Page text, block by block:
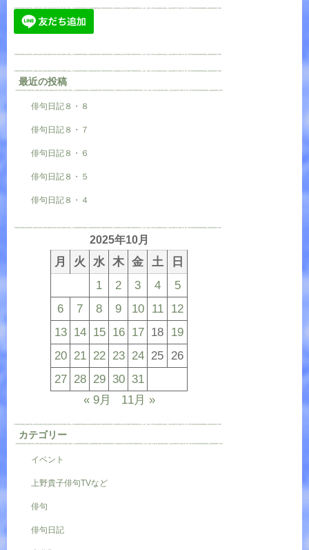
最近の投稿
俳句日記８・８
俳句日記８・７
俳句日記８・６
俳句日記８・５
俳句日記８・４
2025年10月
月 火 水 木 金 土
日
1
2 3 4
5
6
7 8 9 10 11
12
13 14 15 16 17 18 19
20 21 22 23 24 25 26
27 28 29 30 31
« 9月
11月 »
カテゴリー
イベント
上野貴子俳句TVなど
俳句
俳句日記